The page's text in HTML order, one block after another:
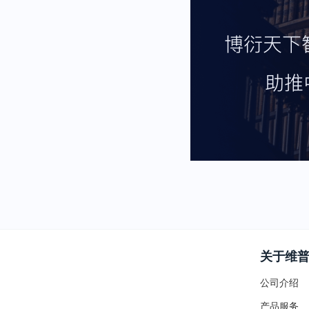
关于维普
公司介绍
产品服务